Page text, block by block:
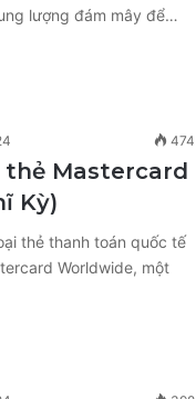
lượng đám mây để…
474
thẻ Mastercard
Kỳ)
thẻ thanh toán quốc tế
Worldwide, một